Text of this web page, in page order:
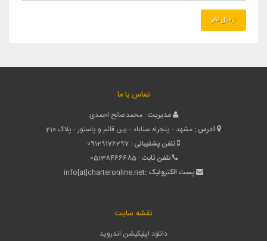
تماس با ما
مدیریت : محمدصالح احمدی
آدرس : مشهد - پنجراه سناباد - بین قائم و پاستور - پلاک 210
تلفن پشتیبانی : 09129176297
تلفن ثابت : 05138466685
پست الکترونیک :info[at]charteronline.net
نقشه سایت
دانلود اپلیکیشن اندروید